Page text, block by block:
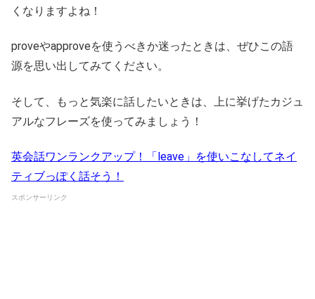
くなりますよね！
proveやapproveを使うべきか迷ったときは、ぜひこの語
源を思い出してみてください。
そして、もっと気楽に話したいときは、上に挙げたカジュ
アルなフレーズを使ってみましょう！
英会話ワンランクアップ！「leave」を使いこなしてネイ
ティブっぽく話そう！
スポンサーリンク